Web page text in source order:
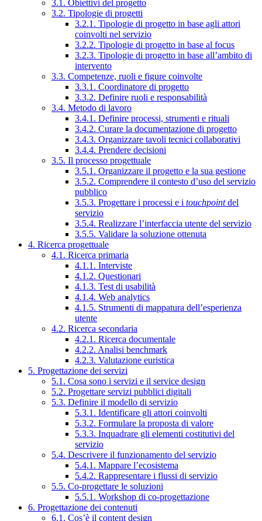
3.1. Obiettivi del progetto
3.2. Tipologie di progetti
3.2.1. Tipologie di progetto in base agli attori
coinvolti nel servizio
3.2.2. Tipologie di progetto in base al focus
3.2.3. Tipologie di progetto in base all’ambito di
intervento
3.3. Competenze, ruoli e figure coinvolte
3.3.1. Coordinatore di progetto
3.3.2. Definire ruoli e responsabilità
3.4. Metodo di lavoro
3.4.1. Definire processi, strumenti e rituali
3.4.2. Curare la documentazione di progetto
3.4.3. Organizzare tavoli tecnici collaborativi
3.4.4. Prendere decisioni
3.5. Il processo progettuale
3.5.1. Organizzare il progetto e la sua gestione
3.5.2. Comprendere il contesto d’uso del servizio
pubblico
3.5.3. Progettare i processi e i touchpointdel
servizio
3.5.4. Realizzare l’interfaccia utente del servizio
3.5.5. Validare la soluzione ottenuta
4. Ricerca progettuale
4.1. Ricerca primaria
4.1.1. Interviste
4.1.2. Questionari
4.1.3. Test di usabilità
4.1.4. Web analytics
4.1.5. Strumenti di mappatura dell’esperienza
utente
4.2. Ricerca secondaria
4.2.1. Ricerca documentale
4.2.2. Analisi benchmark
4.2.3. Valutazione euristica
5. Progettazione dei servizi
5.1. Cosa sono i servizi e il service design
5.2. Progettare servizi pubblici digitali
5.3. Definire il modello di servizio
5.3.1. Identificare gli attori coinvolti
5.3.2. Formulare la proposta di valore
5.3.3. Inquadrare gli elementi costitutivi del
servizio
5.4. Descrivere il funzionamento del servizio
5.4.1. Mappare l’ecosistema
5.4.2. Rappresentare i flussi di servizio
5.5. Co-progettare le soluzioni
5.5.1. Workshop di co-progettazione
6. Progettazione dei contenuti
6.1. Cos’è il content design